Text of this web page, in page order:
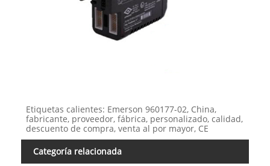
Etiquetas calientes: Emerson 960177-02, China,
fabricante, proveedor, fábrica, personalizado, calidad,
descuento de compra, venta al por mayor, CE
Categoría relacionada